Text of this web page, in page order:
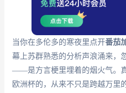
当你在多伦多的寒夜里点开番茄
幕上苏群熟悉的分析声浪涌来，
——是方言梗里埋着的烟火气。
欧洲杯的，从来不只是跨越万里